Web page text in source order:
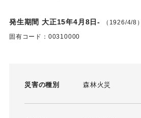
発生期間 大正15年4月8日- （1926/4/8
固有コード：00310000
災害の種別 森林火災